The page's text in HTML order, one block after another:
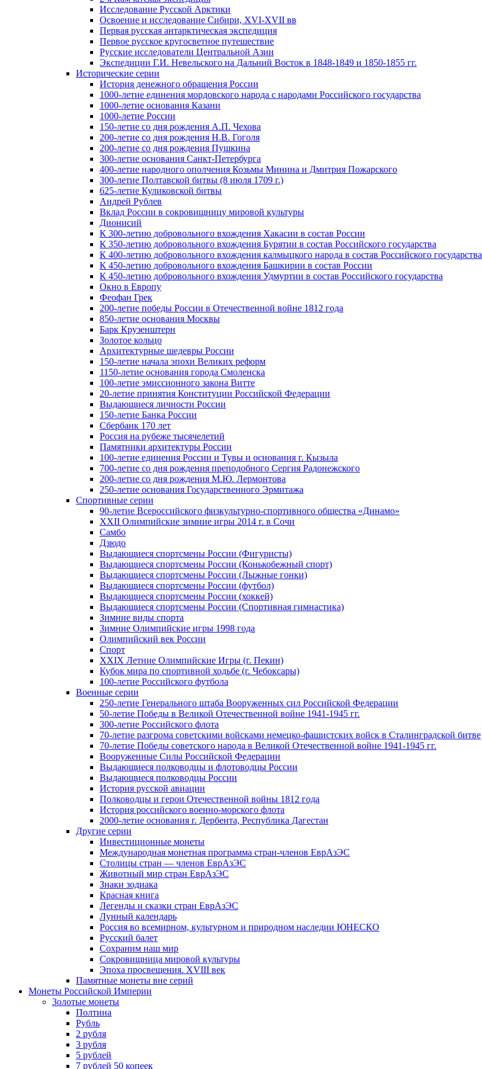
Исследование Русской Арктики
Освоение и исследование Сибири, XVI-XVII вв
Первая русская антарктическая экспедиция
Первое русское кругосветное путешествие
Русские исследователи Центральной Азии
Экспедиции Г.И. Невельского на Дальний Восток в 1848-1849 и 1850-1855 гг.
Исторические серии
История денежного обращения России
1000-летие единения мордовского народа с народами Российского государства
1000-летие основания Казани
1000-летие России
150-летие со дня рождения А.П. Чехова
200-летие со дня рождения Н.В. Гоголя
200-летие со дня рождения Пушкина
300-летие основания Санкт-Петербурга
400-летие народного ополчения Козьмы Минина и Дмитрия Пожарского
300-летие Полтавской битвы (8 июля 1709 г.)
625-летие Куликовской битвы
Андрей Рублев
Вклад России в сокровищницу мировой культуры
Дионисий
К 300-летию добровольного вхождения Хакасии в состав России
К 350-летию добровольного вхождения Бурятии в состав Российского государства
К 400-летию добровольного вхождения калмыцкого народа в состав Российского государства
К 450-летию добровольного вхождения Башкирии в состав России
К 450-летию добровольного вхождения Удмуртии в состав Российского государства
Окно в Европу
Феофан Грек
200-летие победы России в Отечественной войне 1812 года
850-летие основания Москвы
Барк Крузенштерн
Золотое кольцо
Архитектурные шедевры России
150-летие начала эпохи Великих реформ
1150-летие основания города Смоленска
100-летие эмиссионного закона Витте
20-летие принятия Конституции Российской Федерации
Выдающиеся личности России
150-летие Банка России
Сбербанк 170 лет
Россия на рубеже тысячелетий
Памятники архитектуры России
100-летие единения России и Тувы и основания г. Кызыла
700-летие со дня рождения преподобного Сергия Радонежского
200-летие со дня рождения М.Ю. Лермонтова
250-летие основания Государственного Эрмитажа
Спортивные серии
90-летие Всероссийского физкультурно-спортивного общества «Динамо»
XXII Олимпийские зимние игры 2014 г. в Сочи
Самбо
Дзюдо
Выдающиеся спортсмены России (Фигуристы)
Выдающиеся спортсмены России (Конькобежный спорт)
Выдающиеся спортсмены России (Лыжные гонки)
Выдающиеся спортсмены России (футбол)
Выдающиеся спортсмены России (хоккей)
Выдающиеся спортсмены России (Спортивная гимнастика)
Зимние виды спорта
Зимние Олимпийские игры 1998 года
Олимпийский век России
Спорт
XXIX Летние Олимпийские Игры (г. Пекин)
Кубок мира по спортивной ходьбе (г. Чебоксары)
100-летие Российского футбола
Военные серии
250-летие Генерального штаба Вооруженных сил Российской Федерации
50-летие Победы в Великой Отечественной войне 1941-1945 гг.
300-летие Российского флота
70-летие разгрома советскими войсками немецко-фашистских войск в Сталинградской битве
70-летие Победы советского народа в Великой Отечественной войне 1941-1945 гг.
Вооруженные Силы Российской Федерации
Выдающиеся полководцы и флотоводцы России
Выдающиеся полководцы России
История русской авиации
Полководцы и герои Отечественной войны 1812 года
История российского военно-морского флота
2000-летие основания г. Дербента, Республика Дагестан
Другие серии
Инвестиционные монеты
Международная монетная программа стран-членов ЕврАзЭС
Столицы стран — членов ЕврАзЭС
Животный мир стран ЕврАзЭС
Знаки зодиака
Красная книга
Легенды и сказки стран ЕврАзЭС
Лунный календарь
Россия во всемирном, культурном и природном наследии ЮНЕСКО
Русский балет
Сохраним наш мир
Сокровищница мировой культуры
Эпоха просвещения. XVIII век
Памятные монеты вне серий
Монеты Российской Империи
Золотые монеты
Полтина
Рубль
2 рубля
3 рубля
5 рублей
7 рублей 50 копеек